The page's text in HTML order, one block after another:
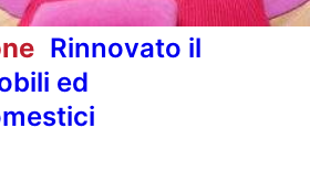
Rinnovato il
ed